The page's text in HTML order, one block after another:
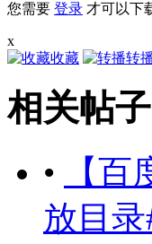
您需要 登录 才可以下
x
收藏
转
相关帖子
•
【
放目录